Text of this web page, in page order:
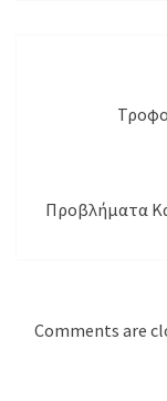
Προβλήματα
Comments are